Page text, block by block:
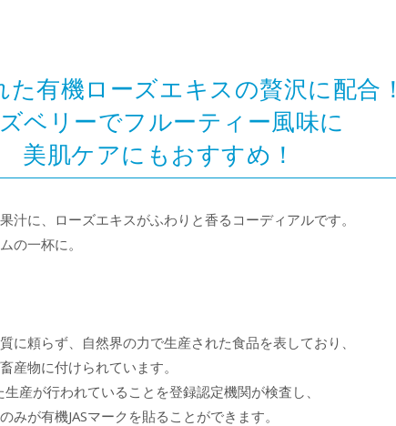
た有機ローズエキスの贅沢に配合！
ベリーでフルーティー風味に
美肌ケアにもおすすめ！
汁に、ローズエキスがふわりと香るコーディアルです。
の一杯に。
に頼らず、自然界の力で生産された食品を表しており、
産物に付けられています。
産が行われていることを登録認定機関が検査し、
みが有機JASマークを貼ることができます。